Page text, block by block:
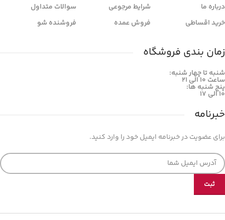
درباره ما
خرید اقساطی
شرایط مرجوعی
فروش عمده
سوالات متداول
فروشنده شو
زمان بندی فروشگاه
شنبه تا چهار شنبه:
ساعت ۱۰ الی ۲۱
پنج شنبه ها:
۱۰ الی ۱۷
خبرنامه
برای عضویت در خبرنامه ایمیل خود را وارد کنید.